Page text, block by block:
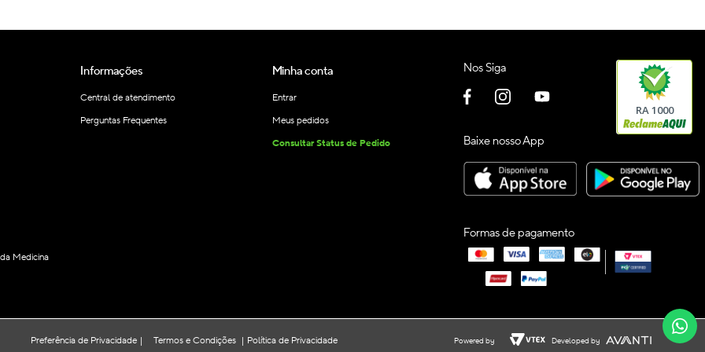
Medicina
Informações
Central de atendimento
Perguntas Frequentes
Minha conta
Entrar
Meus pedidos
Consultar Status de Pedido
Nos Siga
Baixe nosso App
Formas de pagamento
RA 1000
Preferência de Privacidade Termos e Condições Política de Privacidade Powered by Developed by